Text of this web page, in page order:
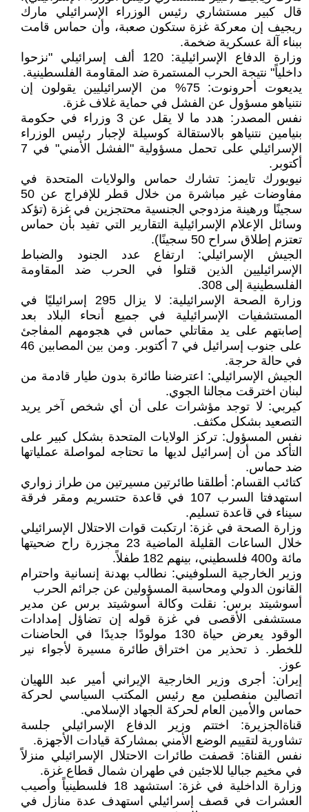
قال كبير مستشاري رئيس الوزراء الإسرائيلي مارك
ريجيف إن معركة غزة ستكون صعبة، وأن حماس قامت
ببناء آلة عسكرية ضخمة.
وزارة الدفاع الإسرائيلية: 120 ألف إسرائيلي "نزحوا
داخلياً" نتيجة الحرب المستمرة ضد المقاومة الفلسطينية.
يديعوت أحرونوت: 75% من الإسرائيليين يقولون إن
نتنياهو مسؤول عن الفشل في حماية غلاف غزة.
نفس المصدر: هدد ما لا يقل عن 3 وزراء في حكومة
بنيامين نتنياهو بالاستقالة كوسيلة لإجبار رئيس الوزراء
الإسرائيلي على تحمل مسؤولية "الفشل الأمني" في 7
أكتوبر.
نيويورك تايمز: تشارك حماس والولايات المتحدة في
مفاوضات غير مباشرة من خلال قطر للإفراج عن 50
سجينًا ورهينة مزدوجي الجنسية محتجزين في غزة (تؤكد
وسائل الإعلام الإسرائيلية التقارير التي تفيد بأن حماس
تعتزم إطلاق سراح 50 سجينًا).
الجيش الإسرائيلي: ارتفاع عدد الجنود والضباط
الإسرائيليين الذين قتلوا في الحرب ضد المقاومة
الفلسطينية إلى 308.
وزارة الصحة الإسرائيلية: لا يزال 295 إسرائيليًا في
المستشفيات الإسرائيلية في جميع أنحاء البلاد بعد
إصابتهم على يد مقاتلي حماس في هجومهم المفاجئ
على جنوب إسرائيل في 7 أكتوبر. ومن بين المصابين 46
في حالة حرجة.
الجيش الإسرائيلي: اعترضنا طائرة بدون طيار قادمة من
لبنان اخترقت مجالنا الجوي.
كيربي: لا توجد مؤشرات على أن أي شخص آخر يريد
التصعيد بشكل مكثف.
نفس المسؤول: تركز الولايات المتحدة بشكل كبير على
التأكد من أن إسرائيل لديها ما تحتاجه لمواصلة عملياتها
ضد حماس.
كتائب القسام: أطلقنا طائرتين مسيرتين من طراز زواري
استهدفتا السرب 107 في قاعدة حتسريم ومقر فرقة
سيناء في قاعدة تسليم.
وزارة الصحة في غزة: ارتكبت قوات الاحتلال الإسرائيلي
خلال الساعات القليلة الماضية 23 مجزرة راح ضحيتها
مائة و400 فلسطيني، بينهم 182 طفلاً.
وزير الخارجية السلوفيني: نطالب بهدنة إنسانية واحترام
القانون الدولي ومحاسبة المسؤولين عن جرائم الحرب
أسوشيتد برس: نقلت وكالة أسوشيتد برس عن مدير
مستشفى الأقصى في غزة قوله إن تضاؤل ​​إمدادات
الوقود يعرض حياة 130 مولودًا جديدًا في الحاضنات
للخطر. ذ تحذير من اختراق طائرة مسيرة لأجواء نير
عوز.
إيران: أجرى وزير الخارجية الإيراني أمير عبد اللهيان
اتصالين منفصلين مع رئيس المكتب السياسي لحركة
حماس والأمين العام لحركة الجهاد الإسلامي.
قناةالجزيرة: اختتم وزير الدفاع الإسرائيلي جلسة
تشاورية لتقييم الوضع الأمني ​​بمشاركة قيادات الأجهزة.
نفس القناة: قصفت طائرات الاحتلال الإسرائيلي منزلاً
في مخيم جباليا للاجئين في طهران شمال قطاع غزة.
وزارة الداخلية في غزة: استشهد 18 فلسطينياً وأصيب
العشرات في قصف إسرائيلي استهدف عدة منازل في